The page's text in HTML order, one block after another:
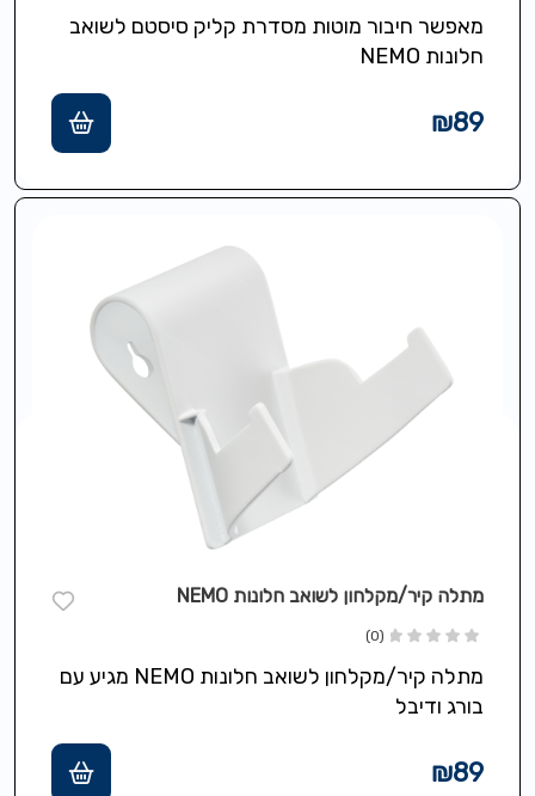
מאפשר חיבור מוטות מסדרת קליק סיסטם לשואב
חלונות NEMO
₪89
מתלה קיר/מקלחון לשואב חלונות NEMO
(0)
מתלה קיר/מקלחון לשואב חלונות NEMO מגיע עם
בורג ודיבל
₪89